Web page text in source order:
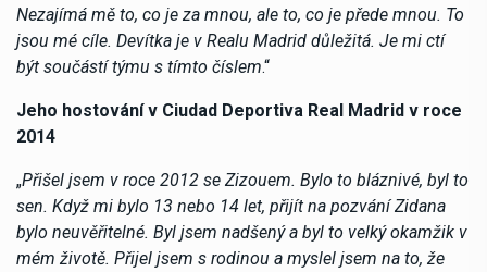
Nezajímá mě to, co je za mnou, ale to, co je přede mnou. To
jsou mé cíle. Devítka je v Realu Madrid důležitá. Je mi ctí
být součástí týmu s tímto číslem.“
Jeho hostování v Ciudad Deportiva Real Madrid v roce
2014
„Přišel jsem v roce 2012 se Zizouem. Bylo to bláznivé, byl to
sen. Když mi bylo 13 nebo 14 let, přijít na pozvání Zidana
bylo neuvěřitelné. Byl jsem nadšený a byl to velký okamžik v
mém životě. Přijel jsem s rodinou a myslel jsem na to, že